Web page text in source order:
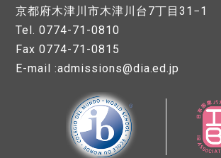
京都府木津川市木津川台7丁目31−1
Tel. 0774-71-0810
Fax 0774-71-0815
E-mail :admissions@dia.ed.jp